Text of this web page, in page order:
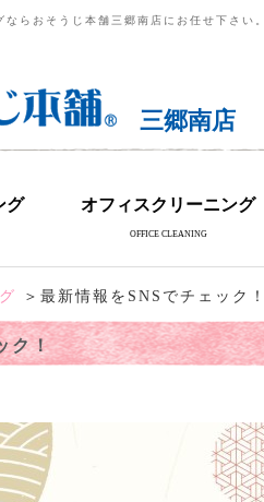
らおそうじ本舗三郷南店にお任せ下さい。
三郷南店
グ オフィスクリーニング
OFFICE CLEANING
＞最新情報をSNSでチェック！
ク！